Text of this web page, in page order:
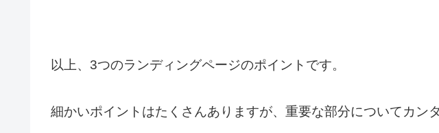
以上、3つのランディングページのポイントです。
細かいポイントはたくさんありますが、重要な部分についてカン